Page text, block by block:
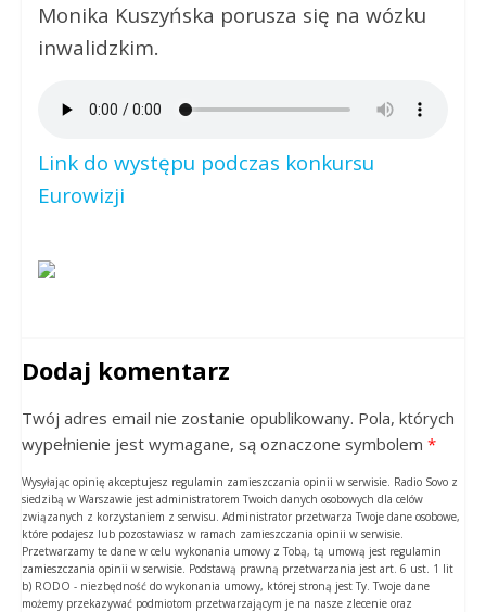
Monika Kuszyńska porusza się na wózku
inwalidzkim.
Link do występu podczas konkursu
Eurowizji
Dodaj komentarz
Twój adres email nie zostanie opublikowany. Pola, których
wypełnienie jest wymagane, są oznaczone symbolem *
Wysyłając opinię akceptujesz regulamin zamieszczania opinii w serwisie. Radio Sovo z
siedzibą w Warszawie jest administratorem Twoich danych osobowych dla celów
związanych z korzystaniem z serwisu. Administrator przetwarza Twoje dane osobowe,
które podajesz lub pozostawiasz w ramach zamieszczania opinii w serwisie.
Przetwarzamy te dane w celu wykonania umowy z Tobą, tą umową jest regulamin
zamieszczania opinii w serwisie. Podstawą prawną przetwarzania jest art. 6 ust. 1 lit
b) RODO - niezbędność do wykonania umowy, której stroną jest Ty. Twoje dane
możemy przekazywać podmiotom przetwarzającym je na nasze zlecenie oraz